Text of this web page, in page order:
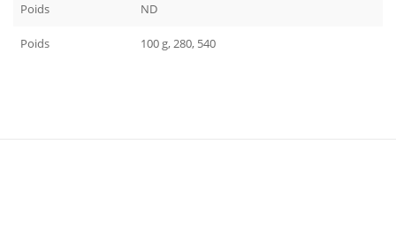
Poids ND
Poids 100 g, 280, 540